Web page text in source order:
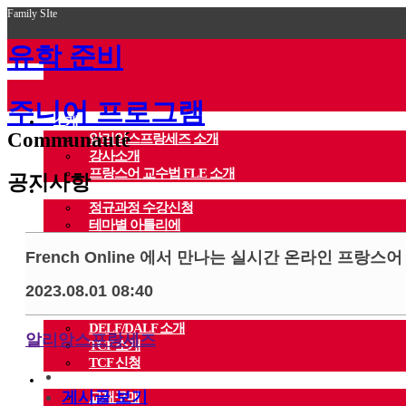
Family SIte
유학 준비
주니어 프로그램
소개
알리앙스프랑세즈 소개
강사소개
프랑스어 교수법 FLE 소개
수강신청
정규과정 수강신청
테마별 아틀리에
동영상수업
온라인 레벨테스트
DELF/DALF 소개
TCF 소개
TCF 신청
교재구매
Communauté
공지사항
French Online 에서 만나는 실시간 온라인 프랑스
2023.08.01 08:40
알리앙스프랑세즈
게시글 보기